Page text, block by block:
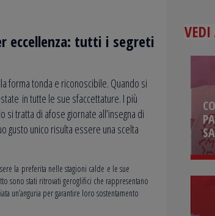
eccellenza: tutti i segreti
forma tonda e riconoscibile. Quando si
in tutte le sue sfaccettature. I più
tratta di afose giornate all’insegna di
gusto unico risulta essere una scelta
la preferita nelle stagioni calde e le sue
sono stati ritrovati geroglifici che rappresentano
un’anguria per garantire loro sostentamento
VEDI